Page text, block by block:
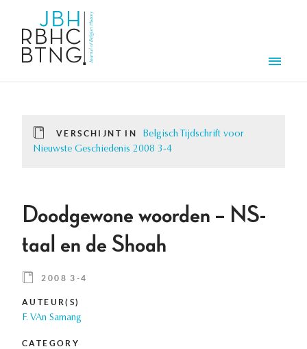
VERSCHIJNT IN
Belgisch Tijdschrift voor
Nieuwste Geschiedenis 2008 3-4
Doodgewone woorden – NS-
taal en de Shoah
2008 3-4
AUTEUR(S)
F. VAn Samang
CATEGORY